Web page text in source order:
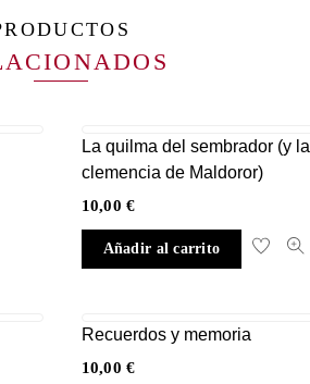
La quilma del sembrador (y la
clemencia de Maldoror)
10,00€
Añadir al carrito
Recuerdos y memoria
10,00€